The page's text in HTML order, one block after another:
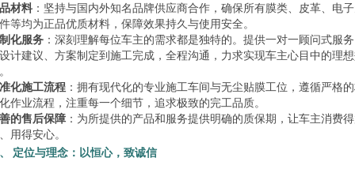
材料 ：坚持与国内外知名品牌供应商合作，确保所有膜类、皮革、电
等均为正品优质材料，保障效果持久与使用安全。
化服务 ：深刻理解每位车主的需求都是独特的。提供一对一顾问式服
计建议、方案制定到施工完成，全程沟通，力求实现车主心目中的理
化施工流程 ：拥有现代化的专业施工车间与无尘贴膜工位，遵循严格
作业流程，注重每一个细节，追求极致的完工品质。
的售后保障 ：为所提供的产品和服务提供明确的质保期，让车主消费
用得安心。
定位与理念：以恒心，致诚信